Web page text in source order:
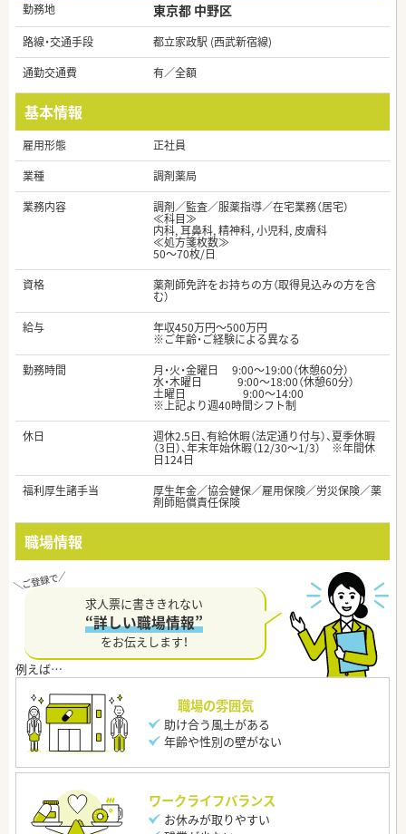
勤務地 東京都 中野区
路線・交通手段
都立家政駅 (西武新宿線)
通勤交通費
有／全額
基本情報
雇用形態
正社員
業種
調剤薬局
業務内容
調剤／監査／服薬指導／在宅業務（居宅）
≪科目≫
内科, 耳鼻科, 精神科, 小児科, 皮膚科
≪処方箋枚数≫
50～70枚/日
資格
薬剤師免許をお持ちの方（取得見込みの方を含
む）
給与
年収450万円～500万円
※ご年齢・ご経験による異なる
勤務時間
月・火・金曜日 9:00～19:00（休憩60分）
水・木曜日 9:00～18:00（休憩60分）
土曜日 9:00～14:00
※上記より週40時間シフト制
休日
週休2.5日、有給休暇（法定通り付与）、夏季休暇
（3日）、年末年始休暇（12/30～1/3） ※年間休
日124日
福利厚生諸手当
厚生年金／協会健保／雇用保険／労災保険／薬
剤師賠償責任保険
職場情報
求人票に書ききれない
“詳しい職場情報”
をお伝えします！
職場の雰囲気
助け合う風土がある
年齢や性別の壁がない
ワークライフバランス
お休みが取りやすい